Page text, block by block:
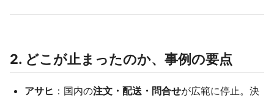
2. どこが止まったのか、事例の要点
アサヒ ：国内の注文・配送・問合せが広範に停止。決